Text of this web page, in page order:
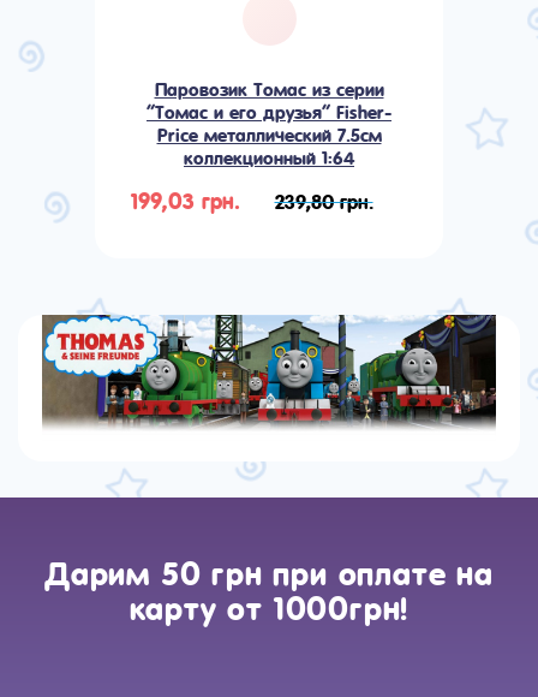
Паровозик Томас из серии
“Томас и его друзья” Fisher-
Price металлический 7.5см
коллекционный 1:64
199,03 грн. 239,80 грн.
Дарим 50 грн при оплате на
карту от 1000грн!